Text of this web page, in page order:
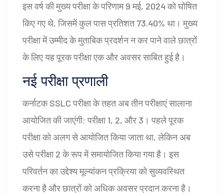
इस वर्ष की मुख्य परीक्षा के परिणाम 9 मई, 2024 को घोषित
किए गए थे, जिसमें कुल पास प्रतिशत 73.40% था। मुख्य
परीक्षा में उम्मीद के मुताबिक प्रदर्शन न कर पाने वाले छात्रों
के लिए यह पूरक परीक्षा एक और अवसर साबित हुई है।
नई परीक्षा प्रणाली
कर्नाटक SSLC परीक्षा के तहत अब तीन परीक्षाएं सालाना
आयोजित की जाएंगी: परीक्षा 1, 2, और 3। पहले पूरक
परीक्षा को अलग से आयोजित किया जाता था, लेकिन अब
उसे परीक्षा 2 के रूप में समायोजित किया गया है। इस
परिवर्तन का उद्देश्य मूल्यांकन प्रक्रिया को सुव्यवस्थित
करना है और छात्रों को अधिक अवसर प्रदान करना है।